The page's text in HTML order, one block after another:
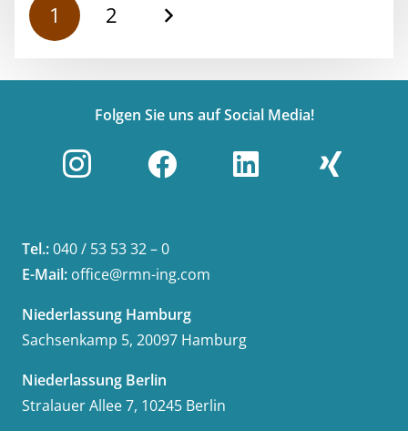
1 2
Folgen Sie uns auf Social Media!
Tel.:040 / 53 53 32 – 0
E-Mail: office@rmn-ing.com
Niederlassung Hamburg
Sachsenkamp 5, 20097 Hamburg
Niederlassung Berlin
Stralauer Allee 7, 10245 Berlin